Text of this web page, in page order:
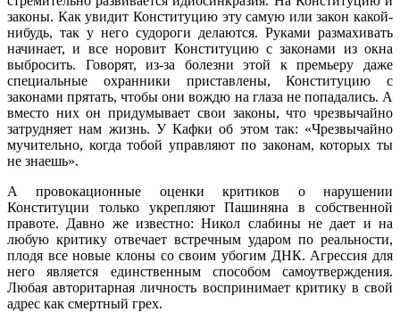
законы. Как увидит Конституцию эту самую или закон какой-
нибудь, так у него судороги делаются. Руками размахивать
начинает, и все норовит Конституцию с законами из окна
выбросить. Говорят, из-за болезни этой к премьеру даже
специальные охранники приставлены, Конституцию с
законами прятать, чтобы они вождю на глаза не попадались. А
вместо них он придумывает свои законы, что чрезвычайно
затрудняет нам жизнь. У Кафки об этом так: «Чрезвычайно
мучительно, когда тобой управляют по законам, которых ты
не знаешь».
А провокационные оценки критиков о нарушении
Конституции только укрепляют Пашиняна в собственной
правоте. Давно же известно: Никол слабины не дает и на
любую критику отвечает встречным ударом по реальности,
плодя все новые клоны со своим убогим ДНК. Агрессия для
него является единственным способом самоутверждения.
Любая авторитарная личность воспринимает критику в свой
адрес как смертный грех.